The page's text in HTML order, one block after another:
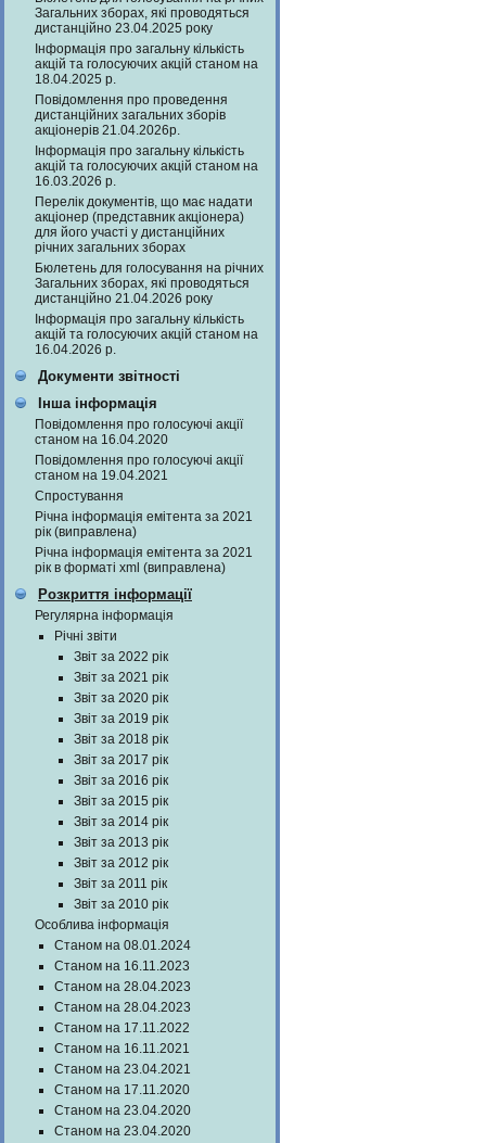
Загальних зборах, які проводяться
дистанційно 23.04.2025 року
Інформація про загальну кількість
акцій та голосуючих акцій станом на
18.04.2025 р.
Повідомлення про проведення
дистанційних загальних зборів
акціонерів 21.04.2026р.
Інформація про загальну кількість
акцій та голосуючих акцій станом на
16.03.2026 р.
Перелік документів, що має надати
акціонер (представник акціонера)
для його участі у дистанційних
річних загальних зборах
Бюлетень для голосування на річних
Загальних зборах, які проводяться
дистанційно 21.04.2026 року
Інформація про загальну кількість
акцій та голосуючих акцій станом на
16.04.2026 р.
Документи звітності
Інша інформація
Повідомлення про голосуючі акції
станом на 16.04.2020
Повідомлення про голосуючі акції
станом на 19.04.2021
Спростування
Річна інформація емітента за 2021
рік (виправлена)
Річна інформація емітента за 2021
рік в форматі xml (виправлена)
Розкриття інформації
Регулярна інформація
Річні звіти
Звіт за 2022 рік
Звіт за 2021 рік
Звіт за 2020 рік
Звіт за 2019 рік
Звіт за 2018 рік
Звіт за 2017 рік
Звіт за 2016 рік
Звіт за 2015 рік
Звіт за 2014 рік
Звіт за 2013 рік
Звіт за 2012 рік
Звіт за 2011 рік
Звіт за 2010 рік
Особлива інформація
Станом на 08.01.2024
Станом на 16.11.2023
Станом на 28.04.2023
Станом на 28.04.2023
Станом на 17.11.2022
Станом на 16.11.2021
Станом на 23.04.2021
Станом на 17.11.2020
Станом на 23.04.2020
Станом на 23.04.2020